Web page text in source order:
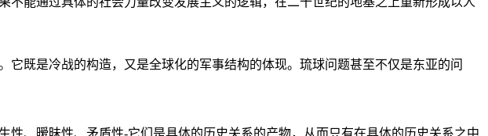
既是冷战的构造，又是全球化的军事结构的体现。琉球问题甚至不仅是东亚的问
、暧昧性、矛盾性-它们是具体的历史关系的产物，从而只有在具体的历史关系之中